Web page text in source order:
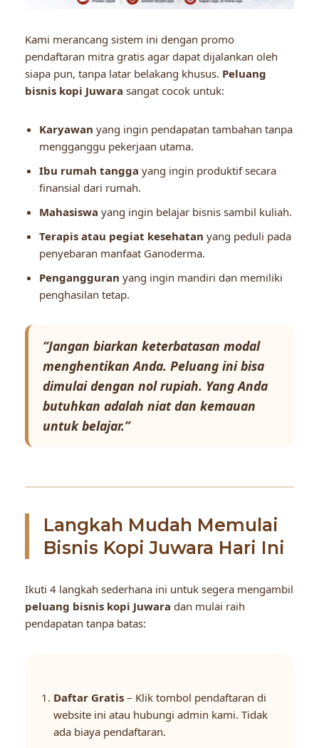
Kami merancang sistem ini dengan promo
pendaftaran mitra gratis agar dapat dijalankan oleh
siapa pun, tanpa latar belakang khusus. Peluang
bisnis kopi Juwara sangat cocok untuk:
Karyawan yang ingin pendapatan tambahan tanpa
mengganggu pekerjaan utama.
Ibu rumah tangga yang ingin produktif secara
finansial dari rumah.
Mahasiswa yang ingin belajar bisnis sambil kuliah.
Terapis atau pegiat kesehatan yang peduli pada
penyebaran manfaat Ganoderma.
Pengangguran yang ingin mandiri dan memiliki
penghasilan tetap.
“Jangan biarkan keterbatasan modal
menghentikan Anda. Peluang ini bisa
dimulai dengan nol rupiah. Yang Anda
butuhkan adalah niat dan kemauan
untuk belajar.”
Langkah Mudah Memulai
Bisnis Kopi Juwara Hari Ini
Ikuti 4 langkah sederhana ini untuk segera mengambil
peluang bisnis kopi Juwara dan mulai raih
pendapatan tanpa batas:
Daftar Gratis – Klik tombol pendaftaran di
website ini atau hubungi admin kami. Tidak
ada biaya pendaftaran.